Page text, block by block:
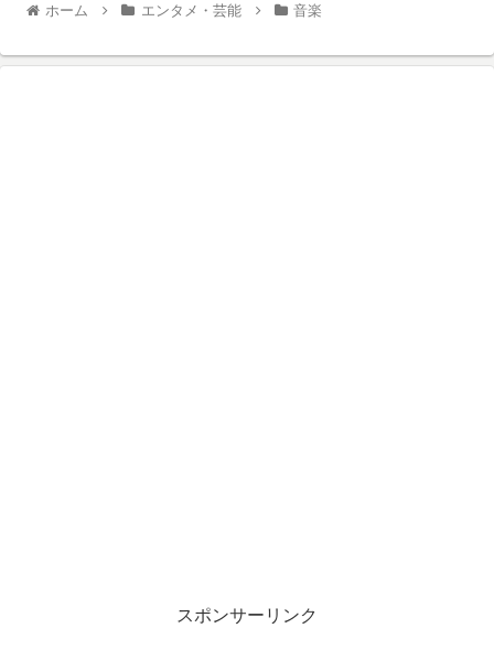
ホーム エンタメ・芸能 音楽
スポンサーリンク